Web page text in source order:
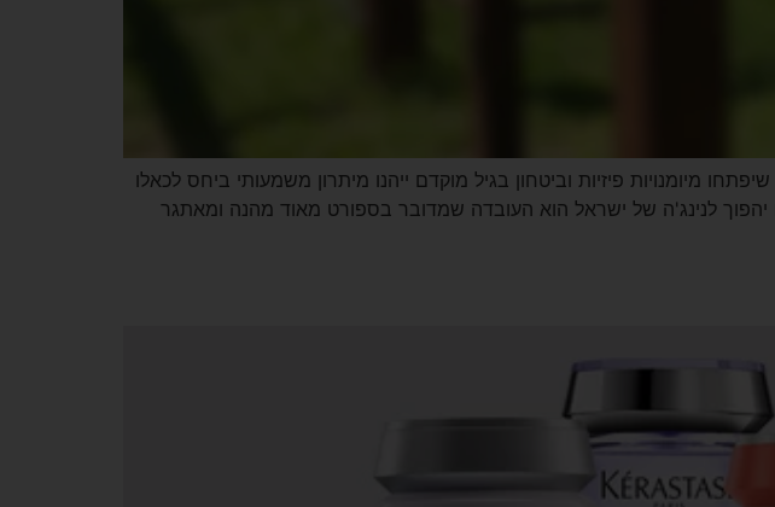
מיומנויות פיזיות וביטחון בגיל מוקדם ייהנו מיתרון משמעותי ביחס לכאלו
יהפוך לנינג'ה של ישראל הוא העובדה שמדובר בספורט מאוד מהנה ומאתגר